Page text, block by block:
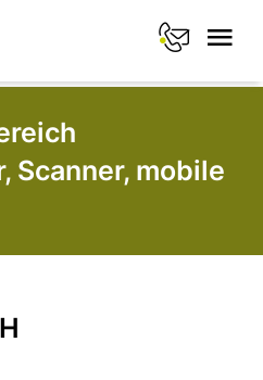
Scanner, mobile